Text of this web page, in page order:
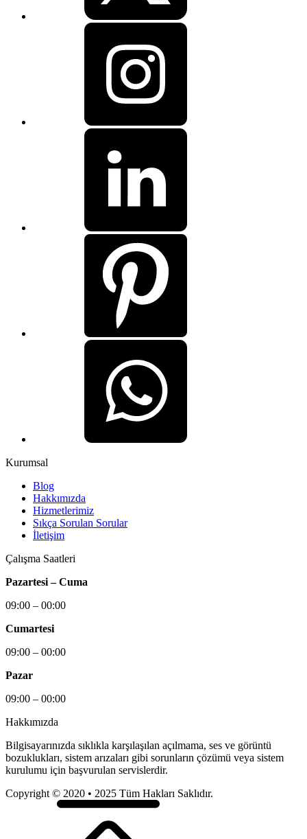
Kurumsal
Blog
Hakkımızda
Hizmetlerimiz
Sıkça Sorulan Sorular
İletişim
Çalışma Saatleri
Pazartesi – Cuma
09:00 – 00:00
Cumartesi
09:00 – 00:00
Pazar
09:00 – 00:00
Hakkımızda
Bilgisayarınızda sıklıkla karşılaşılan açılmama, ses ve görüntü
bozuklukları, sistem arızaları gibi sorunların çözümü veya sistem
kurulumu için başvurulan servislerdir.
Copyright © 2020 • 2025 Tüm Hakları Saklıdır.